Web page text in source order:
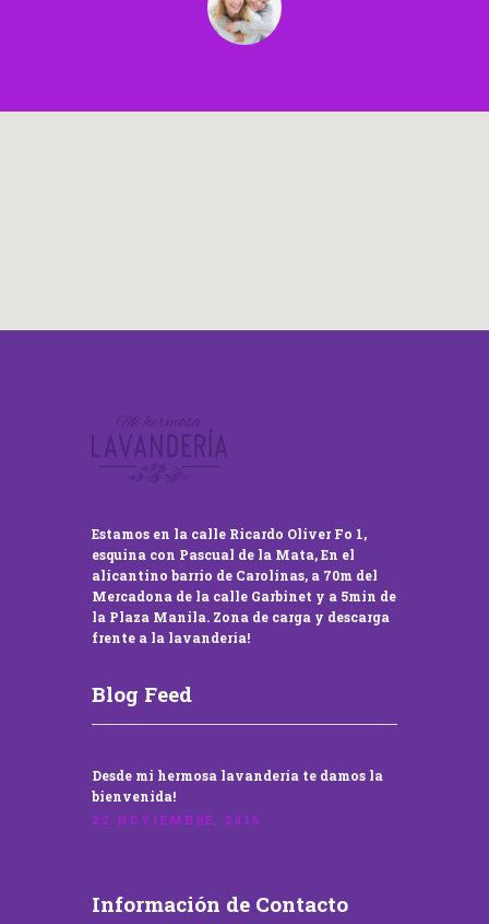
Estamos en la calle Ricardo Oliver Fo 1,
esquina con Pascual de la Mata, En el
alicantino barrio de Carolinas, a 70m del
Mercadona de la calle Garbinet y a 5min de
la Plaza Manila. Zona de carga y descarga
frente a la lavandería!
Blog Feed
Desde mi hermosa lavandería te damos la
bienvenida!
22 NOVIEMBRE, 2016
Información de Contacto